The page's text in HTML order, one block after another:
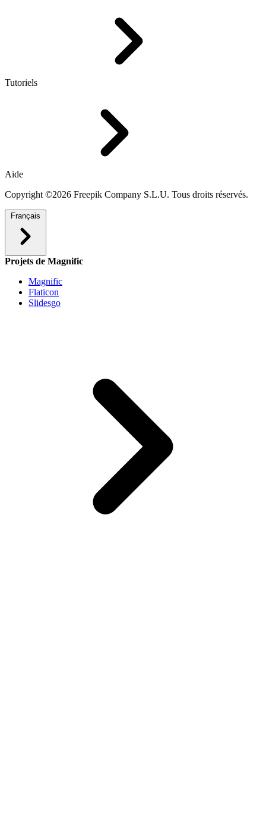
Tutoriels
Aide
Copyright ©2026 Freepik Company S.L.U. Tous droits réservés.
Français
Projets de Magnific
Magnific
Flaticon
Slidesgo